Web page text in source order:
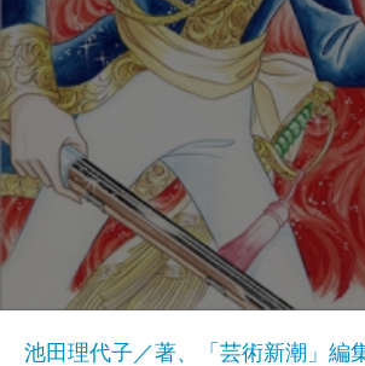
池田理代子／著、「芸術新潮」編